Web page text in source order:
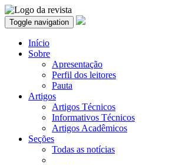
Toggle navigation
Início
Sobre
Apresentação
Perfil dos leitores
Pauta
Artigos
Artigos Técnicos
Informativos Técnicos
Artigos Acadêmicos
Seções
Todas as notícias